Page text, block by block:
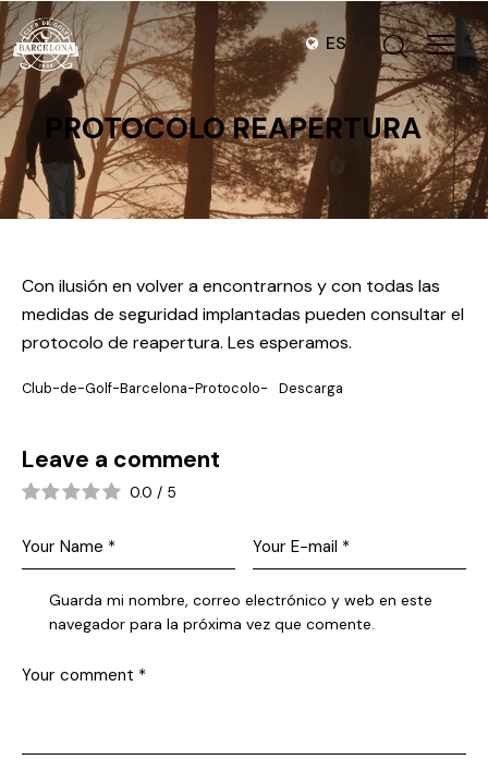
ES
PROTOCOLO REAPERTURA
Con ilusión en volver a encontrarnos y con todas las
medidas de seguridad implantadas pueden consultar el
protocolo de reapertura. Les esperamos.
Club-de-Golf-Barcelona-Protocolo- Descarga
Leave a comment
0.0 / 5
Guarda mi nombre, correo electrónico y web en este
navegador para la próxima vez que comente.